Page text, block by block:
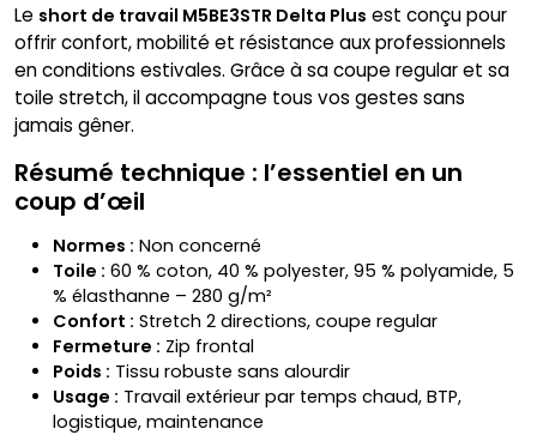
Le short de travail M5BE3STR Delta Plus est conçu pour
offrir confort, mobilité et résistance aux professionnels
en conditions estivales. Grâce à sa coupe regular et sa
toile stretch, il accompagne tous vos gestes sans
jamais gêner.
Résumé technique : l’essentiel en un
coup d’œil
Normes : Non concerné
Toile : 60 % coton, 40 % polyester, 95 % polyamide, 5
% élasthanne – 280 g/m²
Confort : Stretch 2 directions, coupe regular
Fermeture : Zip frontal
Poids : Tissu robuste sans alourdir
Usage : Travail extérieur par temps chaud, BTP,
logistique, maintenance